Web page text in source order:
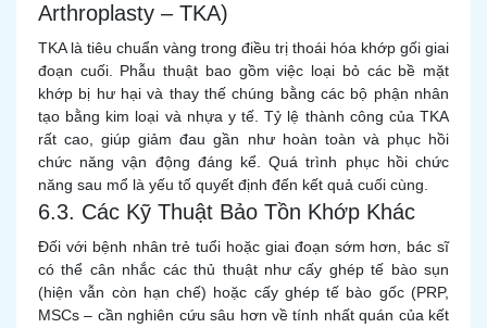
Arthroplasty – TKA)
TKA là tiêu chuẩn vàng trong điều trị thoái hóa khớp gối giai
đoạn cuối. Phẫu thuật bao gồm việc loại bỏ các bề mặt
khớp bị hư hại và thay thế chúng bằng các bộ phận nhân
tạo bằng kim loại và nhựa y tế. Tỷ lệ thành công của TKA
rất cao, giúp giảm đau gần như hoàn toàn và phục hồi
chức năng vận động đáng kể. Quá trình phục hồi chức
năng sau mổ là yếu tố quyết định đến kết quả cuối cùng.
6.3. Các Kỹ Thuật Bảo Tồn Khớp Khác
Đối với bệnh nhân trẻ tuổi hoặc giai đoạn sớm hơn, bác sĩ
có thể cân nhắc các thủ thuật như cấy ghép tế bào sụn
(hiện vẫn còn hạn chế) hoặc cấy ghép tế bào gốc (PRP,
MSCs – cần nghiên cứu sâu hơn về tính nhất quán của kết